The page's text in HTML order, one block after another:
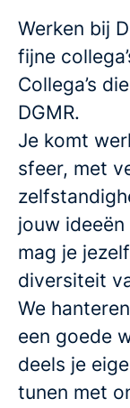
Werken bij
fijne
Collega’s
DGMR.
Je komt
sfeer, met
jouw ideeën
mag je
diversiteit
We
een goede
deels je
tunen met